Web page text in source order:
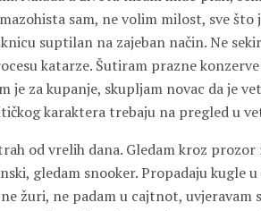
mazohista sam, ne volim milost, sve
suptilan na zajeban način. Ne
katarze. Šutiram prazne
je za kupanje, skupljam novac da je
karaktera trebaju na pregled u
od vrelih dana. Gledam kroz prozor
gledam snooker. Propadaju kugle
žuri, ne padam u cajtnot, uvjeravam